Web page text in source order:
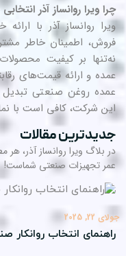
ویرا روانساز آذر انتخابی
روانساز آذر با ارائه
اطمینان خاطر
بر کیفیت محصولات
و ارائه قیمت‌های
روغن صنعتیتبدیل
شرکت، کافی است با
مقالات
بلاگ ویرا روانساز آذر، هر
تجهیزات صنعتی شماست!
2025
انتخاب روانکار